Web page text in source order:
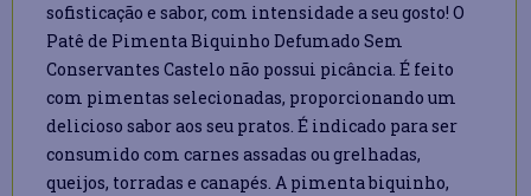
sofisticação e sabor, com intensidade a seu gosto! O
Patê de Pimenta Biquinho Defumado Sem
Conservantes Castelo não possui picância. É feito
com pimentas selecionadas, proporcionando um
delicioso sabor aos seu pratos. É indicado para ser
consumido com carnes assadas ou grelhadas,
queijos, torradas e canapés. A pimenta biquinho,